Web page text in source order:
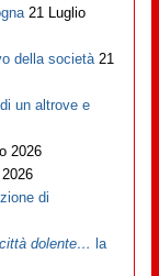
21 Luglio
della società 21
un altrove e
2026
di
dolente… la